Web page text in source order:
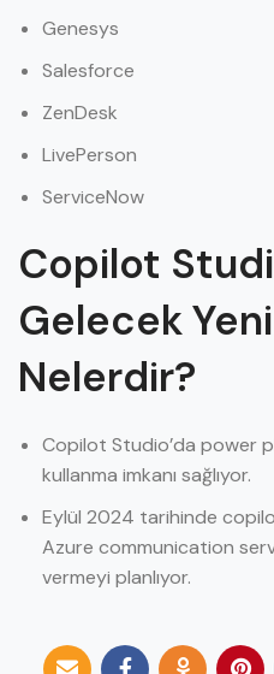
Genesys
Salesforce
ZenDesk
LivePerson
ServiceNow
Copilot
Gelecek
Nelerdir?
Copilot Studio’da power
kullanma imkanı sağlıyor.
Eylül 2024 tarihinde
Azure communication
vermeyi planlıyor.